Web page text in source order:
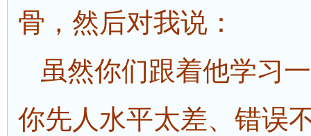
骨，然后对我说：
虽然你们跟着他学习
你先人水平太差、错误